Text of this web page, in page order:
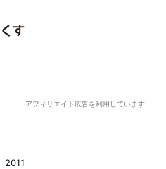
アフィリエイト広告を利用しています
ゴリー
2011